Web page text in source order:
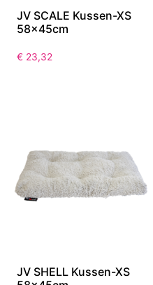
JV SCALE Kussen-XS
58x45cm
€ 23,32
JV SHELL Kussen-XS